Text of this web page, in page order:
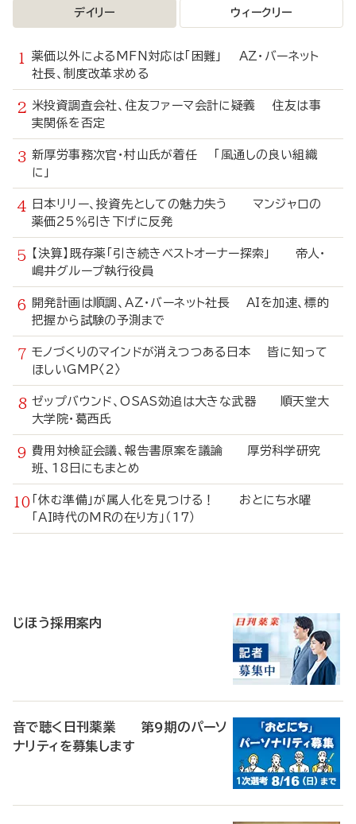
デイリー ウィークリー
薬価以外によるMFN対応は「困難」 AZ・バーネット
社長、制度改革求める
米投資調査会社、住友ファーマ会計に疑義 住友は事
実関係を否定
新厚労事務次官・村山氏が着任 「風通しの良い組織
に」
日本リリー、投資先としての魅力失う マンジャロの
薬価25％引き下げに反発
【決算】既存薬「引き続きベストオーナー探索」 帝人・
嶋井グループ執行役員
開発計画は順調、AZ・バーネット社長 AIを加速、標的
把握から試験の予測まで
モノづくりのマインドが消えつつある日本 皆に知って
ほしいGMP〈2〉
ゼップバウンド、OSAS効追は大きな武器 順天堂大
大学院・葛西氏
費用対検証会議、報告書原案を議論 厚労科学研究
班、18日にもまとめ
「休む準備」が属人化を見つける！ おとにち水曜
「AI時代のMRの在り方」（17）
じほう採用案内
音で聴く日刊薬業 第9期のパーソ
ナリティを募集します